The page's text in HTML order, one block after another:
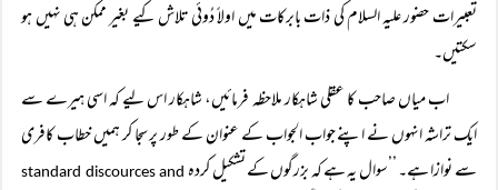
تعبیرات حضور علیہ السلام کی ذات بابرکات میں اولاً دُوئی تلاش کیے بغیر ممکن ہی نہیں ہو
سکتیں۔
اب میاں صاحب کا عقلی شاہکار ملاحظہ فرمائیں، شاہکار اس لیے کہ اسی ہیرے سے
ایک تراشہ انہوں نے اپنے جواب الجواب کے عنوان کے طور پر سجا کر ہمیں خطاب کافری
سے نوازا ہے۔ ’’سوال یہ ہے کہ بزرگوں کے تشکیل کردہ standard discources and